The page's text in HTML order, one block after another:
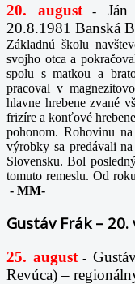
20. august-
20.8.1981 Banská
Základnú školu
svojho otca a
spolu s matkou a
pracoval v
hlavne hrebene zvané
frizíre a konťové
pohonom. Rohovinu
výrobky sa predávali
Slovensku. Bol
tomuto remeslu. Od
- MM-
Gustáv Frák –
25. august-
Revúca) –